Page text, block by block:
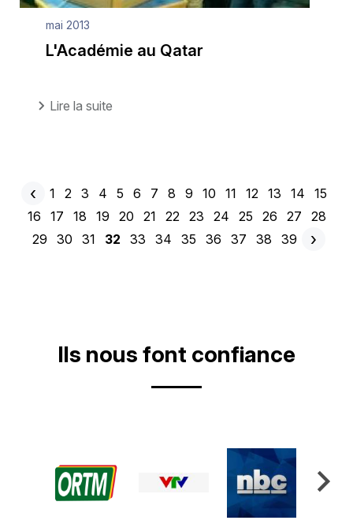
mai 2013
L'Académie au Qatar
Lire la suite
Pagination
Page
précédente
‹ Page
1 Page
2 Page
3 Page
4 Page
5 Page
6 Page
7 Page
8 Page
9 Page
10 Page
11 Page
12 Page
13 Page
14 Page
15
Page
16 Page
17 Page
18 Page
19 Page
20 Page
21 Page
22 Page
23 Page
24 Page
25 Page
26 Page
27 Page
28
Page
29 Page
30 Page
31
Page
32 Page
33 Page
34 Page
35 Page
36 Page
37 Page
38 Page
39 ›
Ils nous font confiance